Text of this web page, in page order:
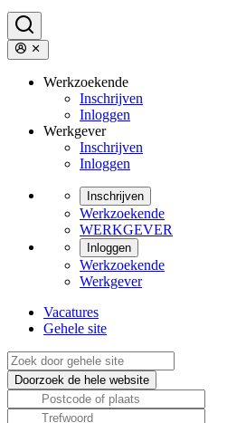
Werkzoekende
Inschrijven
Inloggen
Werkgever
Inschrijven
Inloggen
Inschrijven
Werkzoekende
WERKGEVER
Inloggen
Werkzoekende
Werkgever
Vacatures
Gehele site